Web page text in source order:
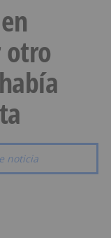
otro
noticia